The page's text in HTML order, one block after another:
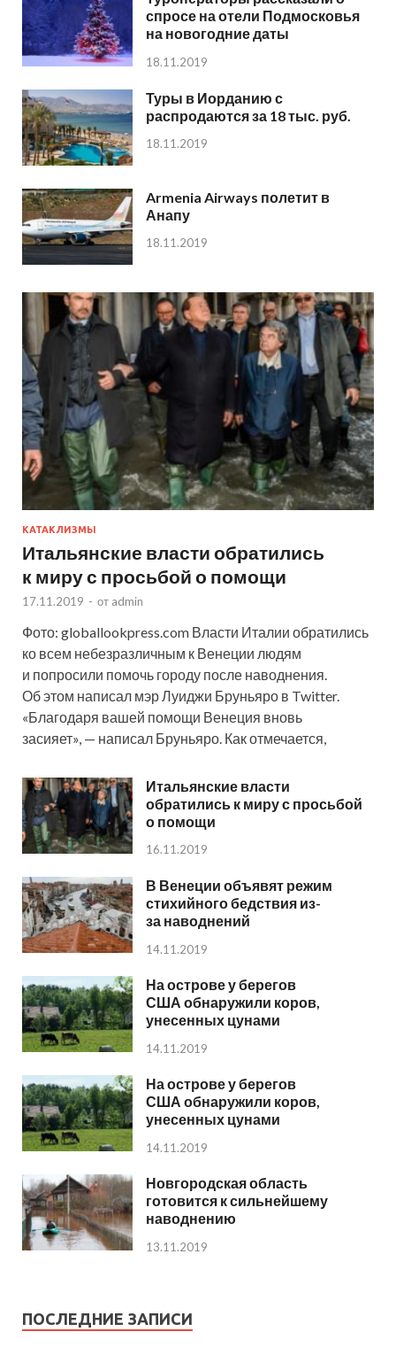
спросе на отели Подмосковья
на новогодние даты
18.11.2019
Туры в Иорданию с
распродаются за 18 тыс. руб.
18.11.2019
Armenia Airways полетит в
Анапу
18.11.2019
КАТАКЛИЗМЫ
Итальянские власти обратились
к миру с просьбой о помощи
17.11.2019 - от admin
Фото: globallookpress.com Власти Италии обратились
ко всем небезразличным к Венеции людям
и попросили помочь городу после наводнения.
Об этом написал мэр Луиджи Бруньяро в Twitter.
«Благодаря вашей помощи Венеция вновь
засияет», — написал Бруньяро. Как отмечается,
Итальянские власти
обратились к миру с просьбой
о помощи
16.11.2019
В Венеции объявят режим
стихийного бедствия из-
за наводнений
14.11.2019
На острове у берегов
США обнаружили коров,
унесенных цунами
14.11.2019
На острове у берегов
США обнаружили коров,
унесенных цунами
14.11.2019
Новгородская область
готовится к сильнейшему
наводнению
13.11.2019
ПОСЛЕДНИЕ ЗАПИСИ